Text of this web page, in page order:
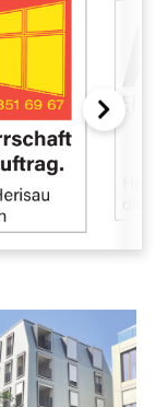
mit
Gebäudeform
modern.